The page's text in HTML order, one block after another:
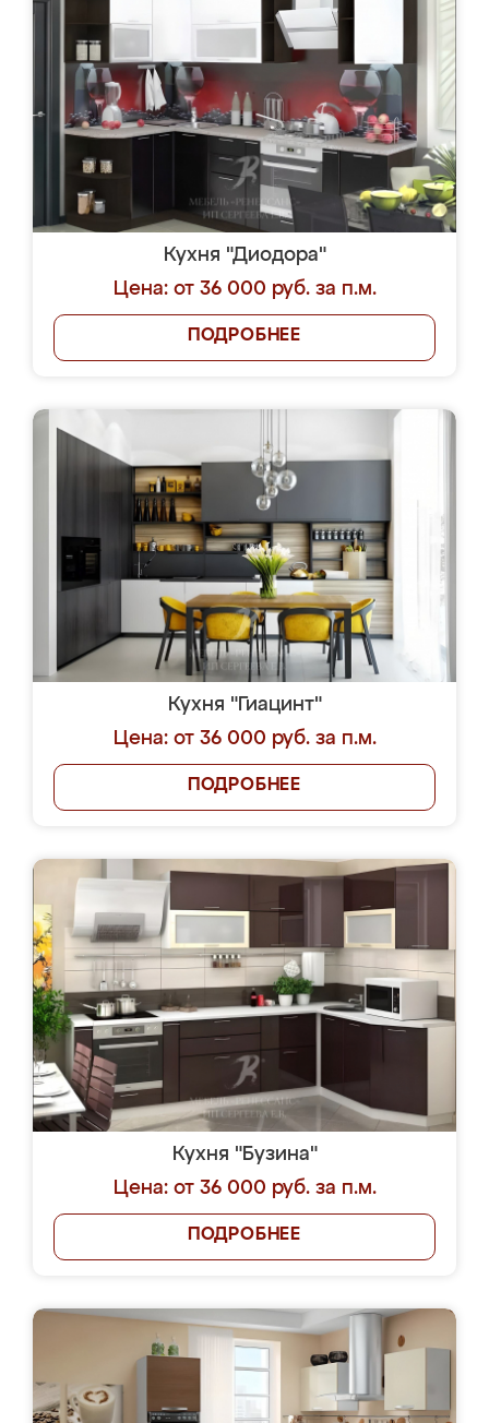
Кухня "Диодора"
Цена: от 36 000 руб. за п.м.
ПОДРОБНЕЕ
Кухня "Гиацинт"
Цена: от 36 000 руб. за п.м.
ПОДРОБНЕЕ
Кухня "Бузина"
Цена: от 36 000 руб. за п.м.
ПОДРОБНЕЕ